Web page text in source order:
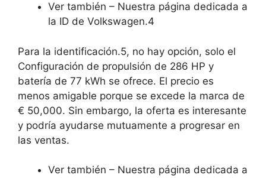
Ver también – Nuestra página dedicada a
la ID de Volkswagen.4
Para la identificación.5, no hay opción, solo el
Configuración de propulsión de 286 HP y
batería de 77 kWh se ofrece. El precio es
menos amigable porque se excede la marca de
€ 50,000. Sin embargo, la oferta es interesante
y podría ayudarse mutuamente a progresar en
las ventas.
Ver también – Nuestra página dedicada a